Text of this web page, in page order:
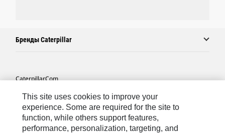
Бренды Caterpillar
Caterpillar.com
Связаться С Caterpillar
Карта Сайта
Cookie Settings
This site uses cookies to improve your
experience. Some are required for the site to
function, while others support features,
performance, personalization, targeting, and